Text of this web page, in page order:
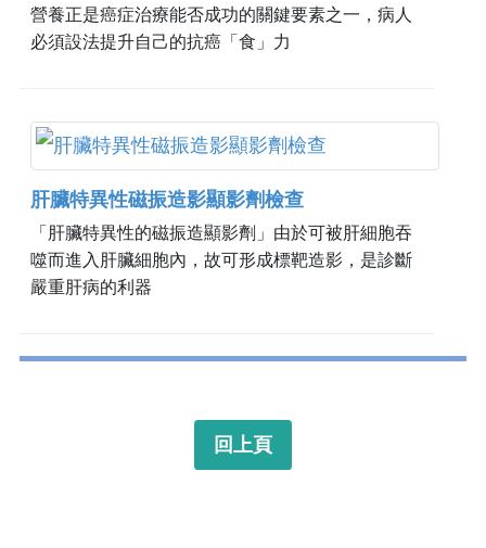
營養正是癌症治療能否成功的關鍵要素之一，病人
必須設法提升自己的抗癌「食」力
肝臟特異性磁振造影顯影劑檢查
「肝臟特異性的磁振造顯影劑」由於可被肝細胞吞
噬而進入肝臟細胞內，故可形成標靶造影，是診斷
嚴重肝病的利器
回上頁